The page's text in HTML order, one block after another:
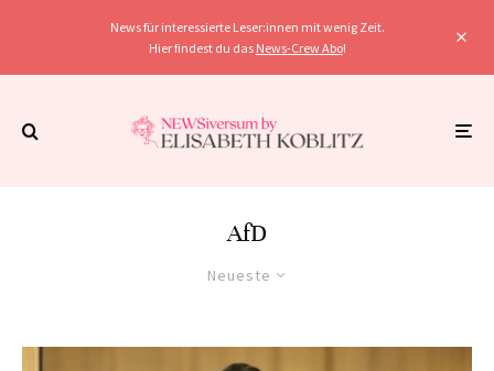
News für interessierte Leser:innen mit wenig Zeit.
Hier findest du das News-Crew Abo!
AfD
Neueste